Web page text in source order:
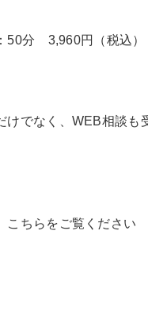
50分 3,960円（税込）
けでなく、WEB相談も
こちらをご覧ください